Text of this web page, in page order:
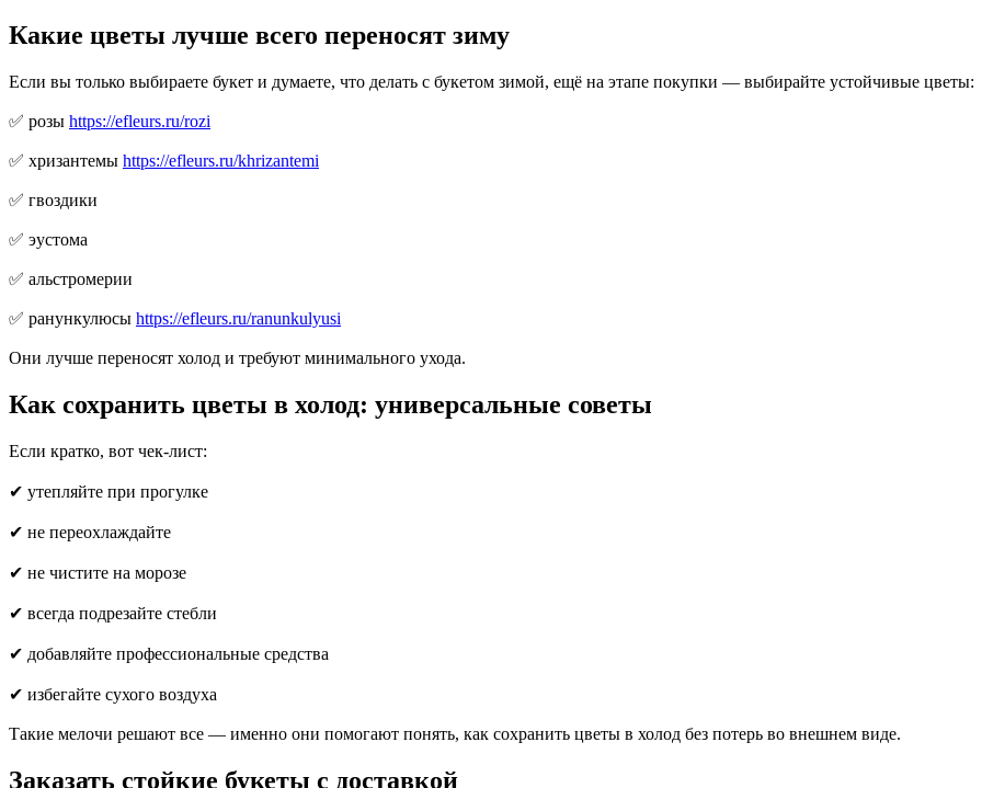
Какие цветы лучше всего переносят зиму
Если вы только выбираете букет и думаете, что делать с букетом зимой, ещё на этапе покупки — выбирайте устойчивые цветы:
✅ розы https://efleurs.ru/rozi
✅ хризантемы https://efleurs.ru/khrizantemi
✅ гвоздики
✅ эустома
✅ альстромерии
✅ ранункулюсы https://efleurs.ru/ranunkulyusi
Они лучше переносят холод и требуют минимального ухода.
Как сохранить цветы в холод: универсальные советы
Если кратко, вот чек-лист:
✔ утепляйте при прогулке
✔ не переохлаждайте
✔ не чистите на морозе
✔ всегда подрезайте стебли
✔ добавляйте профессиональные средства
✔ избегайте сухого воздуха
Такие мелочи решают все — именно они помогают понять, как сохранить цветы в холод без потерь во внешнем виде.
Заказать стойкие букеты с доставкой